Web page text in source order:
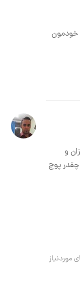
خودمون
و
چقدر پوچ